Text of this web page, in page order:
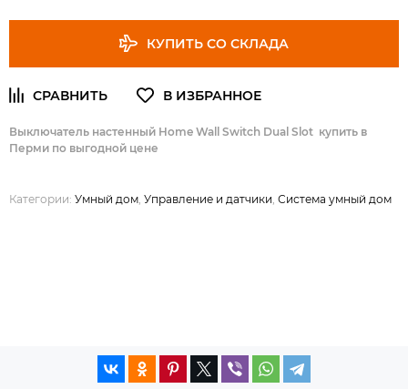
КУПИТЬ СО СКЛАДА
Выключатель настенный Home Wall Switch Dual Slot купить в
Перми по выгодной цене
Категории: Умный дом Управление и датчики Система умный дом